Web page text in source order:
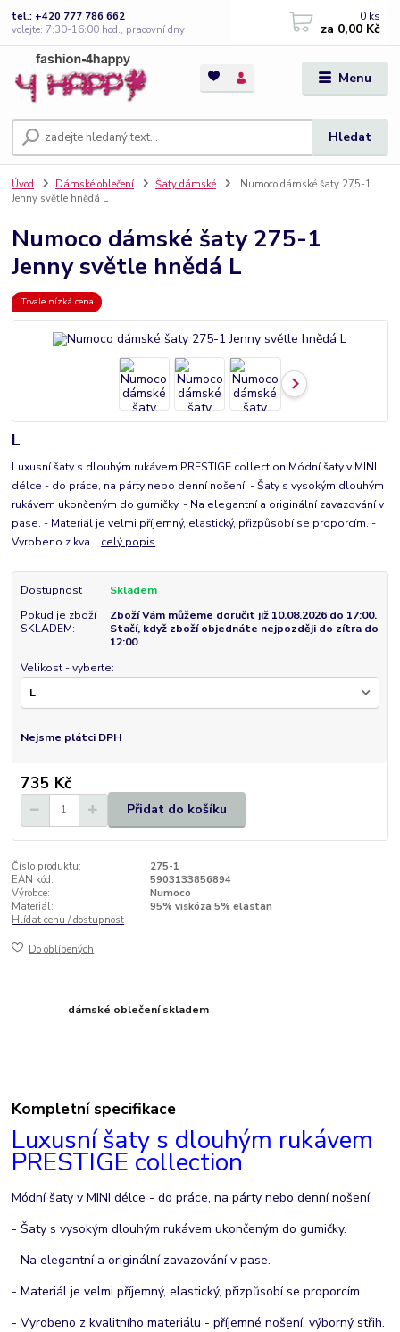
Menu
Hledat
tel.: +420 777 786 662
volejte: 7:30-16:00 hod., pracovní dny
0 ks
za 0,00 Kč
Úvod Dámské oblečení Šaty dámské
Numoco dámské šaty 275-1
Jenny světle hnědá L
Numoco dámské šaty 275-1
Jenny světle hnědá L
Trvale nízká cena
L
Luxusní šaty s dlouhým rukávem PRESTIGE collection Módní šaty v MINI
délce - do práce, na párty nebo denní nošení. - Šaty s vysokým dlouhým
rukávem ukončeným do gumičky. - Na elegantní a originální zavazování v
pase. - Materiál je velmi příjemný, elastický, přizpůsobí se proporcím. -
Vyrobeno z kva... celý popis
Dostupnost
Skladem
Pokud je zboží
SKLADEM:
Zboží Vám můžeme doručit již 10.08.2026 do 17:00.
Stačí, když zboží objednáte nejpozději do zítra do
12:00
Velikost - vyberte:
Nejsme plátci DPH
735 Kč
Přidat do košíku
Číslo produktu:
275-1
EAN kód:
5903133856894
Výrobce:
Numoco
Materiál:
95% viskóza 5% elastan
Hlídat cenu / dostupnost
Do oblíbených
dámské oblečení skladem
Kompletní specifikace
Luxusní šaty s dlouhým rukávem
PRESTIGE collection
Módní šaty v MINI délce - do práce, na párty nebo denní nošení.
- Šaty s vysokým dlouhým rukávem ukončeným do gumičky.
- Na elegantní a originální zavazování v pase.
- Materiál je velmi příjemný, elastický, přizpůsobí se proporcím.
- Vyrobeno z kvalitního materiálu - příjemné nošení, výborný střih.